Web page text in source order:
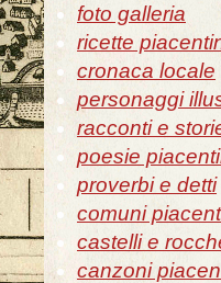
foto galleria
ricette
cronaca locale
personaggi
racconti e
poesie
proverbi e detti
comuni
castelli e
canzoni